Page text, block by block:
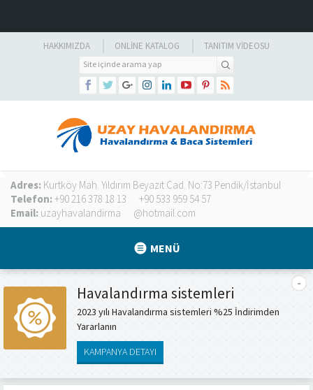
HAKKIMIZDA ONLINE KATALOG TANITIM VIDEOSU
Adres: Kurtköy Mah. Yıldırım Beyazıt Cad. No:73 Pendik/İstanbul
Telefon: +90 216 378 18 13
+90 533 959 54 57
Email: uzayhavalandirma @hotmail.com
MENÜ
Havalandırma sistemleri
2023 yılı Havalandırma sistemleri %25 İndirimden
Yararlanın
KAMPANYA DETAYI